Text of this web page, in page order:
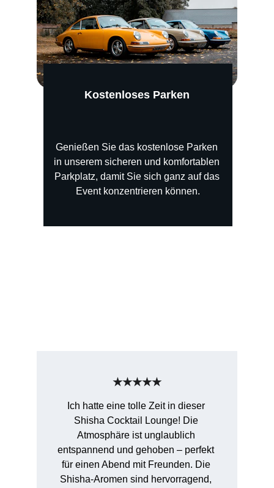
Kostenloses Parken
Genießen Sie das kostenlose Parken
in unserem sicheren und komfortablen
Parkplatz, damit Sie sich ganz auf das
Event konzentrieren können.
Ich hatte eine tolle Zeit in dieser
Shisha Cocktail Lounge! Die
Atmosphäre ist unglaublich
entspannend und gehoben – perfekt
für einen Abend mit Freunden. Die
Shisha-Aromen sind hervorragend,
★★★★★